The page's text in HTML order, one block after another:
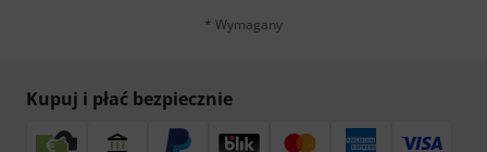
* Wymagany
Kupuj i płać bezpiecznie